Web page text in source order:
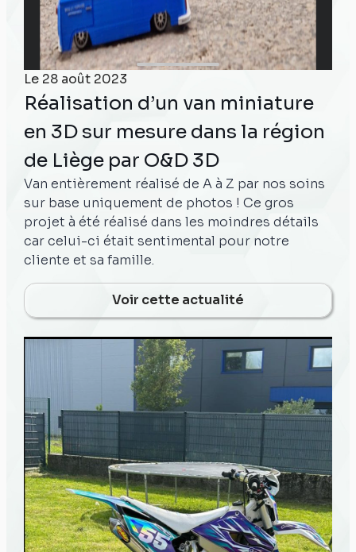
Le 28 août 2023
Réalisation d’un van miniature
en 3D sur mesure dans la région
de Liège par O&D 3D
Van entièrement réalisé de A à Z par nos soins
sur base uniquement de photos ! Ce gros
projet à été réalisé dans les moindres détails
car celui-ci était sentimental pour notre
cliente et sa famille.
Voir cette actualité